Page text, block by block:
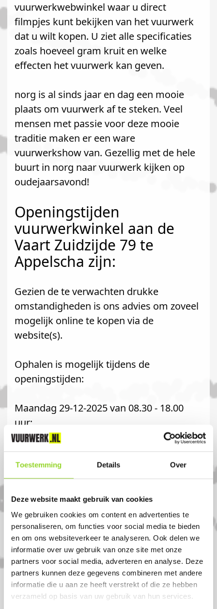
Toestemming Details Over
Deze website maakt gebruik van cookies
We gebruiken cookies om content en advertenties te
personaliseren, om functies voor social media te bieden
en om ons websiteverkeer te analyseren. Ook delen we
informatie over uw gebruik van onze site met onze
partners voor social media, adverteren en analyse. Deze
partners kunnen deze gegevens combineren met andere
informatie die u aan ze heeft verstrekt of die ze hebben
verzameld op basis van uw gebruik van hun services.
vuurwerkwebwinkel waar u direct
filmpjes kunt bekijken van het vuurwerk
dat u wilt kopen. U ziet alle specificaties
zoals hoeveel gram kruit en welke
effecten het vuurwerk kan geven.
norg is al sinds jaar en dag een mooie
plaats om vuurwerk af te steken. Veel
mensen met passie voor deze mooie
traditie maken er een ware
vuurwerkshow van. Gezellig met de hele
buurt in norg naar vuurwerk kijken op
oudejaarsavond!
Openingstijden
vuurwerkwinkel aan de
Vaart Zuidzijde 79 te
Appelscha zijn:
Gezien de te verwachten drukke
omstandigheden is ons advies om zoveel
mogelijk online te kopen via de
website(s).
Ophalen is mogelijk tijdens de
openingstijden:
Maandag 29-12-2025 van 08.30 - 18.00
uur;
Dinsdag 30-12-2025 van 08.30 - 18.00 uur;
Woensdag 31-12-2025 van 09.00 - 15.00
uur.
Komt u uit norg?
Koop uw vuurwerk dan bij Vuurwerk
Appelscha in Appelscha. U bent van harte
welkom! U bent uiteraard ook welkom als
u uit Beilen, Hijken of Hoogersmilde
komt.